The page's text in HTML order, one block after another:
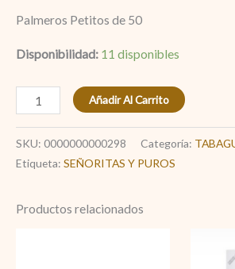
Palmeros Petitos de 50
Disponibilidad: 11 disponibles
Añadir Al Carrito
SKU: 0000000000298 Categoría:
Etiqueta: SEÑORITAS Y PUROS
Productos relacionados